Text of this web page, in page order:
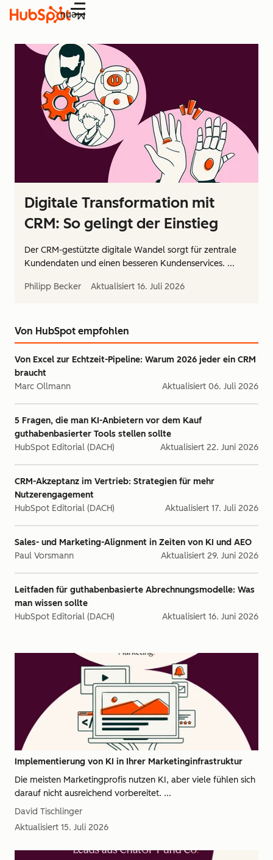
Menü
Digitale Transformation mit
CRM: So gelingt der Einstieg
Der CRM-gestützte digitale Wandel sorgt für zentrale
Kundendaten und einen besseren Kundenservices. ...
Philipp Becker Aktualisiert 16. Juli 2026
Von HubSpot empfohlen
Von Excel zur Echtzeit-Pipeline: Warum 2026 jeder ein CRM
braucht
Marc Ollmann
Aktualisiert 06. Juli 2026
5 Fragen, die man KI-Anbietern vor dem Kauf
guthabenbasierter Tools stellen sollte
HubSpot Editorial (DACH)
Aktualisiert 22. Juni 2026
CRM-Akzeptanz im Vertrieb: Strategien für mehr
Nutzerengagement
HubSpot Editorial (DACH)
Aktualisiert 17. Juli 2026
Sales- und Marketing-Alignment in Zeiten von KI und AEO
Paul Vorsmann
Aktualisiert 29. Juni 2026
Leitfaden für guthabenbasierte Abrechnungsmodelle: Was
man wissen sollte
HubSpot Editorial (DACH)
Aktualisiert 16. Juni 2026
Implementierung von KI in Ihrer Marketinginfrastruktur
Die meisten Marketingprofis nutzen KI, aber viele fühlen sich
darauf nicht ausreichend vorbereitet. ...
David Tischlinger
Aktualisiert 15. Juli 2026